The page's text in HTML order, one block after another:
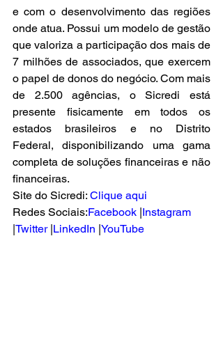
e com o desenvolvimento das regiões
onde atua. Possui um modelo de gestão
que valoriza a participação dos mais de
7 milhões de associados, que exercem
o papel de donos do negócio. Com mais
de 2.500 agências, o Sicredi está
presente fisicamente em todos os
estados brasileiros e no Distrito
Federal, disponibilizando uma gama
completa de soluções financeiras e não
financeiras.
Site do Sicredi: Clique aqui
Redes Sociais:Facebook |Instagram
|Twitter |LinkedIn |YouTube